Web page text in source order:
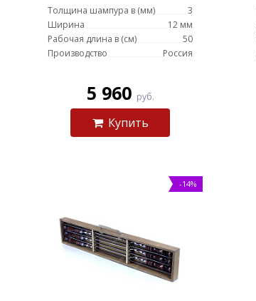
шампурами
Толщина шампура в (мм)
3
Ширина
12 мм
Рабочая длина в (см)
50
Производство
Россия
5 960 руб.
Купить
-14%